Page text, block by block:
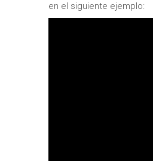
en el siguiente ejemplo: